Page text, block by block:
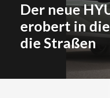
Der neue
erobert in
die Straßen